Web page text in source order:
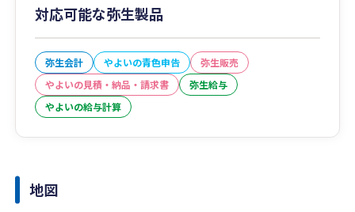
対応可能な弥生製品
弥生会計 やよいの青色申告
弥生販売
やよいの見積・納品・請求書
弥生給与
やよいの給与計算
地図